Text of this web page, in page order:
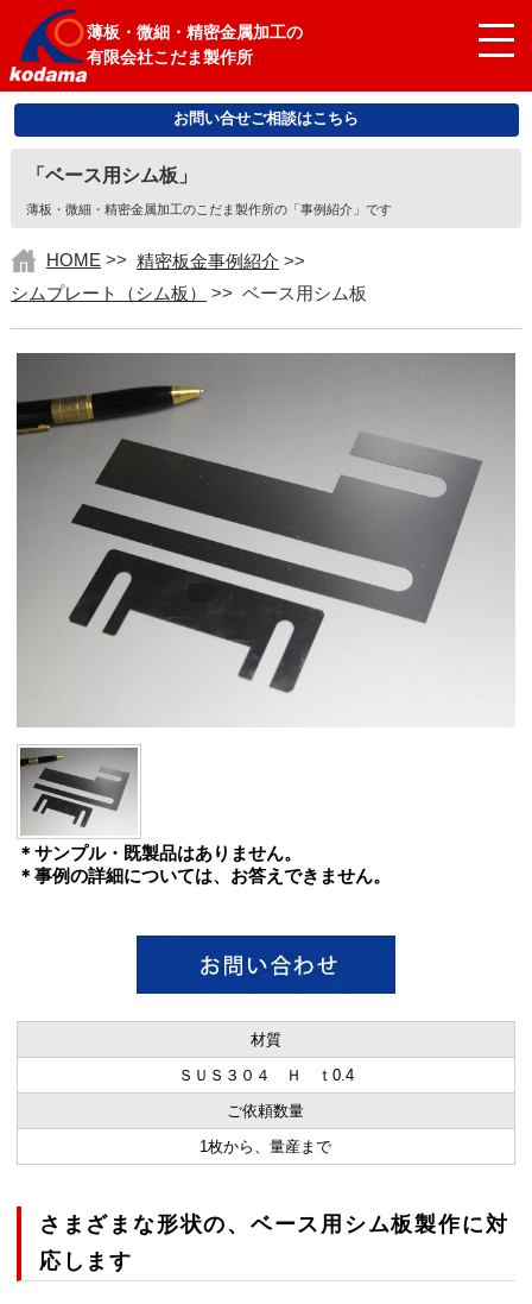
薄板・微細・精密金属加工の
有限会社こだま製作所
お問い合せご相談はこちら
「ベース用シム板」
薄板・微細・精密金属加工のこだま製作所の「事例紹介」です
HOME >> 精密板金事例紹介 >>
シムプレート（シム板）
>> ベース用シム板
＊サンプル・既製品はありません。
＊事例の詳細については、お答えできません。
材質
ＳＵＳ３０４ Ｈ ｔ0.4
ご依頼数量
1枚から、量産まで
さまざまな形状の、ベース用シム板製作に対
応します